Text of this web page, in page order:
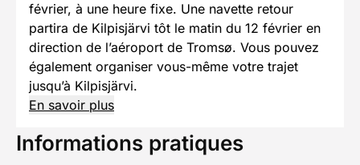
février, à une heure fixe. Une navette retour
partira de Kilpisjärvi tôt le matin du 12 février en
direction de l’aéroport de Tromsø. Vous pouvez
également organiser vous-même votre trajet
jusqu’à Kilpisjärvi.
En savoir plus
Informations pratiques